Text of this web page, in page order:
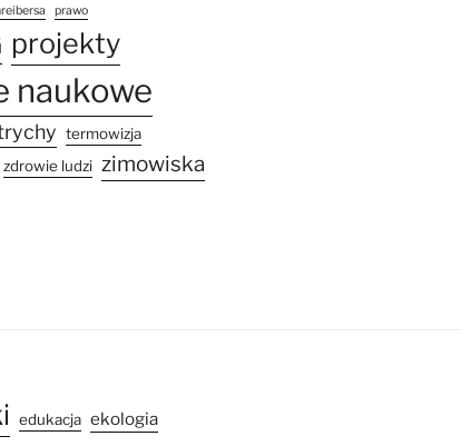
prawo
projekty
naukowe
termowizja
zdrowie ludzi zimowiska
edukacja ekologia